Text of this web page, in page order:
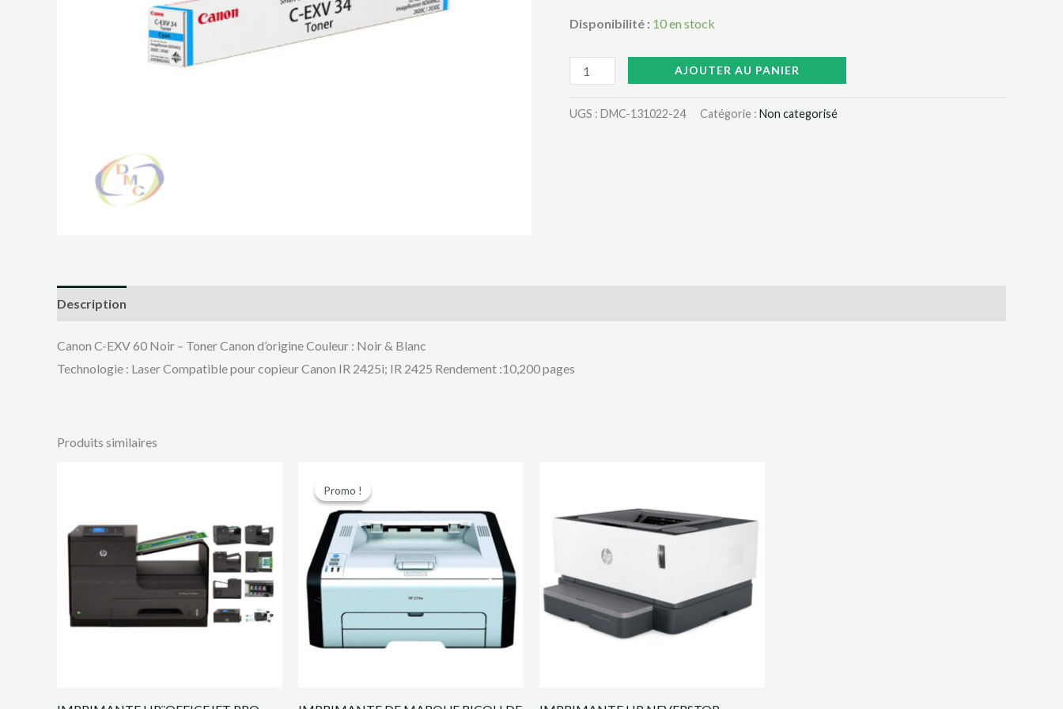
Disponibilité : 10 en stock
CYAN
MOINS
AU
AJOUTER AU PANIER
UGS : DMC-131022-24 Catégorie : Non categorisé
Description
Canon C-EXV 60 Noir – Toner Canon d’origine Couleur : Noir & Blanc
Technologie : Laser Compatible pour copieur Canon IR 2425i; IR 2425 Rendement :10,200 pages
Produits similaires
Promo !
Promo !
initial
était :
85000 CFA.
est :
70000 CFA.